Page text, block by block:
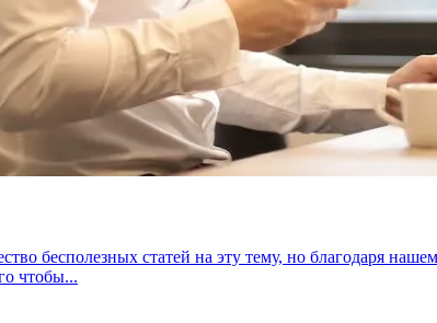
бесполезных статей на эту тему, но благодаря
чтобы...